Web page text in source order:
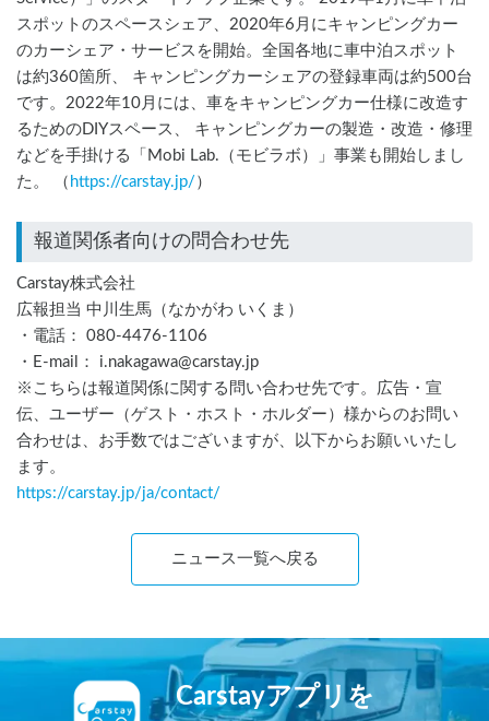
スポットのスペースシェア、2020年6月にキャンピングカー
のカーシェア・サービスを開始。全国各地に車中泊スポット
は約360箇所、 キャンピングカーシェアの登録車両は約500台
です。2022年10月には、車をキャンピングカー仕様に改造す
るためのDIYスペース、 キャンピングカーの製造・改造・修理
などを手掛ける「Mobi Lab.（モビラボ）」事業も開始しまし
た。 （ https://carstay.jp/）
報道関係者向けの問合わせ先
Carstay株式会社
広報担当 中川生馬（なかがわ いくま）
・電話： 080-4476-1106
・E-mail： i.nakagawa@carstay.jp
※こちらは報道関係に関する問い合わせ先です。広告・宣
伝、ユーザー（ゲスト・ホスト・ホルダー）様からのお問い
合わせは、お手数ではございますが、以下からお願いいたし
ます。
https://carstay.jp/ja/contact/
ニュース一覧へ戻る
Carstayアプリを